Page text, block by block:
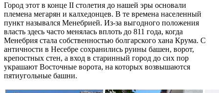
Город этот в конце ІІ столетия до нашей эры основали
племена мегарян и калхедонцев. В те времена населенный
пункт назывался Менебрией. Из-за выгодного положения
власть здесь часто менялась вплоть до 811 года, когда
Менебрия стала собственностью болгарского хана Крума. С
античности в Несебре сохранились руины башен, ворот,
крепостных стен, а вход в старинный город до сих пор
украшают Восточные ворота, на которых возвышаются
пятиугольные башни.